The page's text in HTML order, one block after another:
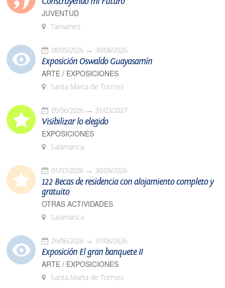
JUVENTUD
Tamames
08/05/2026 30/08/2026
Exposición Oswaldo Guayasamín
ARTE / EXPOSICIONES
Santa Marta de Tormes
05/06/2026 31/03/2027
Visibilizar lo elegido
EXPOSICIONES
Salamanca
01/07/2026 30/09/2026
122 Becas de residencia con alojamiento completo y
gratuito
OTRAS ACTIVIDADES
Salamanca
26/06/2026 31/08/2026
Exposición El gran banquete II
ARTE / EXPOSICIONES
Santa Marta de Tormes